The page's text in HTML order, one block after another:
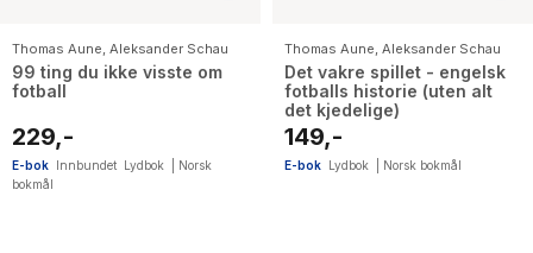
Thomas Aune, Aleksander Schau
99 ting du ikke visste om
fotball
229,-
E-bok Innbundet Lydbok
Norsk
bokmål
Thomas Aune, Aleksander Schau
Det vakre spillet - engelsk
fotballs historie (uten alt
det kjedelige)
149,-
E-bok Lydbok Norsk bokmål